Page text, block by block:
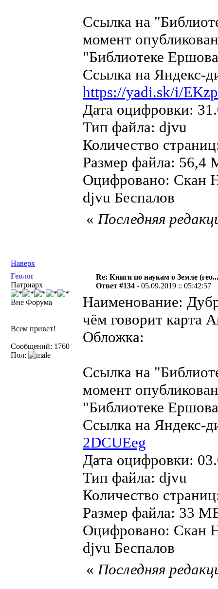
Ссылка на
момент
"Библиотеке
Ссылка на Яндекс-
https://yadi.sk/i/
Дата оцифровки:
Тип файла: djvu
Количество
Размер файла: 56,4
Оцифровано: Скан
djvu Беспалов
Наверх
«Последняя
Геолог
Патриарх
Вне Форума
Всем привет!
Сообщений: 1760
Пол:
Re: Книги по наукам о Земле
Ответ #134 -05.09.2019 :: 05:42:57
Наименование:
чём говорит карта
Обложка:
Ссылка на
момент
"Библиотеке
Ссылка на Яндекс-
2DCUEeg
Дата оцифровки:
Тип файла: djvu
Количество
Размер файла: 33
Оцифровано: Скан
djvu Беспалов
«Последняя